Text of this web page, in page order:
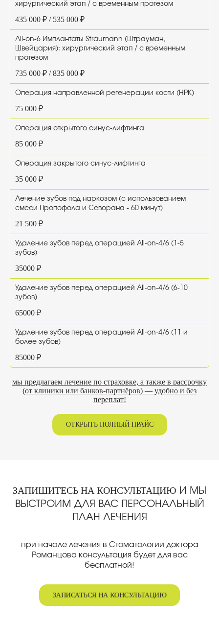
хирургический этап / с временным протезом
435 000 ₽ / 535 000 ₽
All-on-6 Имплантаты Straumann (Штрауман,
Швейцария): хирургический этап / с временным
протезом
735 000 ₽ / 835 000 ₽
Операция направленной регенерации кости (НРК)
75 000 ₽
Операция открытого синус-лифтинга
85 000 ₽
Операция закрытого синус-лифтинга
35 000 ₽
Лечение зубов под наркозом (с использованием
смеси Пропофола и Севорана - 60 минут)
21 500 ₽
Удаление зубов перед операцией All-on-4/6 (1-5
зубов)
35000 ₽
Удаление зубов перед операцией All-on-4/6 (6-10
зубов)
65000 ₽
Удаление зубов перед операцией All-on-4/6 (11 и
более зубов)
85000 ₽
мы предлагаем лечение по страховке, а также в рассрочку
(от клиники или банков-партнёров) — удобно и без
переплат!
ОТКРЫТЬ ПОЛНЫЙ ПРАЙС
ЗАПИШИТЕСЬ НА КОНСУЛЬТАЦИЮ И МЫ
ВЫСТРОИМ ДЛЯ ВАС ПЕРСОНАЛЬНЫЙ
ПЛАН ЛЕЧЕНИЯ
при начале лечения в Стоматологии доктора
Романцова консультация будет для вас
бесплатной!
ЗАПИСАТЬСЯ НА КОНСУЛЬТАЦИЮ